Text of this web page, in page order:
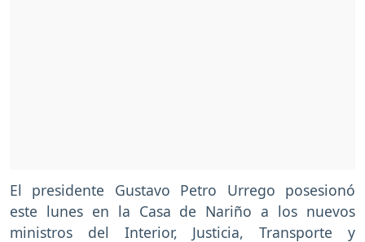
El presidente Gustavo Petro Urrego posesionó
este lunes en la Casa de Nariño a los nuevos
ministros del Interior, Justicia, Transporte y